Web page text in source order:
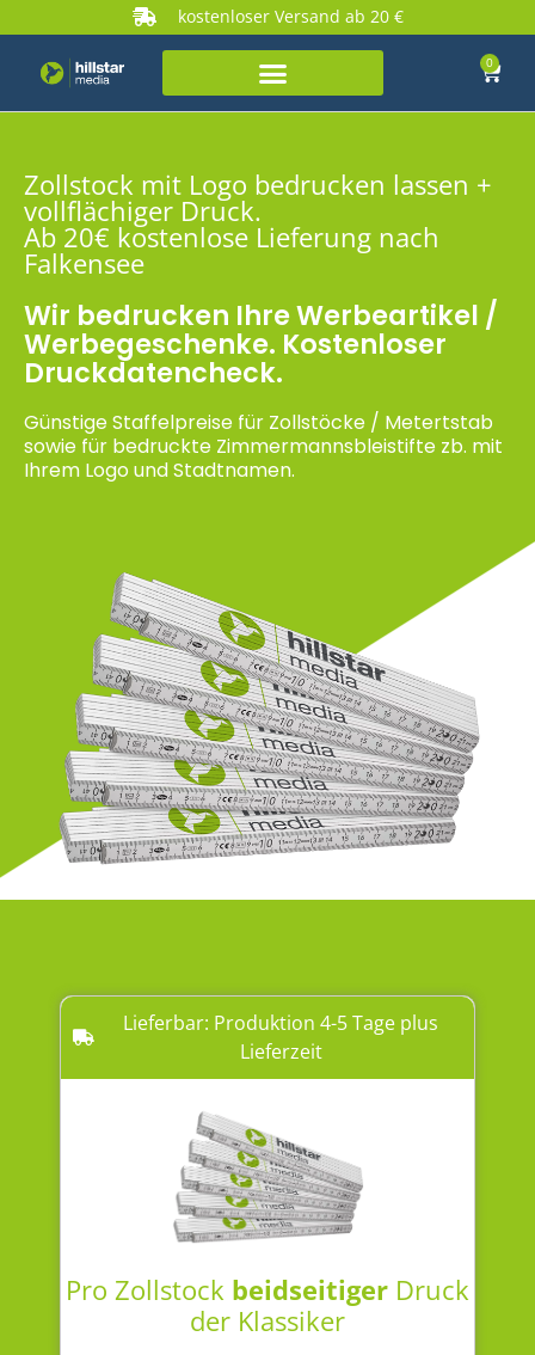
kostenloser Versand ab 20 €
0
Zollstock mit Logo bedrucken lassen +
vollflächiger Druck.
Ab 20€ kostenlose Lieferung nach
Falkensee
Wir bedrucken Ihre Werbeartikel /
Werbegeschenke. Kostenloser
Druckdatencheck.
Günstige Staffelpreise für Zollstöcke / Metertstab
sowie für bedruckte Zimmermannsbleistifte zb. mit
Ihrem Logo und Stadtnamen.
Lieferbar: Produktion 4-5 Tage plus
Lieferzeit
Pro Zollstock beidseitiger Druck
der Klassiker